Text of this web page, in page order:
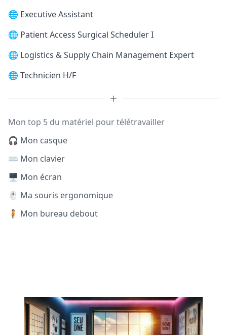
🌐 Executive Assistant
🌐 Patient Access Surgical Scheduler I
🌐 Logistics & Supply Chain Management Expert
🌐 Technicien H/F
Mon top 5 du matériel pour télétravailler
🎧 Mon casque
⌨️ Mon clavier
🖥️ Mon écran
🖱️ Ma souris ergonomique
🧍 Mon bureau debout